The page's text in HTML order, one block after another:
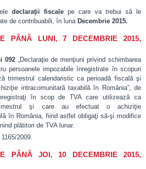
declaraţii fiscale pe care va trebui să le
de contribuabili, în luna Decembrie 2015.
PÂNĂ LUNI, 7 DECEMBRIE 2015,
092 „Declaraţie de menţiuni privind schimbarea
persoanele impozabile înregistrate în scopuri
trimestrul calendaristic ca perioadă fiscală şi
intracomunitară taxabilă în România”, de
în scop de TVA care utilizează ca
şi care au efectuat o achiziţie
în România, fiind astfel obligaţi să‑şi modifice
plătitori de TVA lunar.
2009.
PÂNĂ JOI, 10 DECEMBRIE 2015,